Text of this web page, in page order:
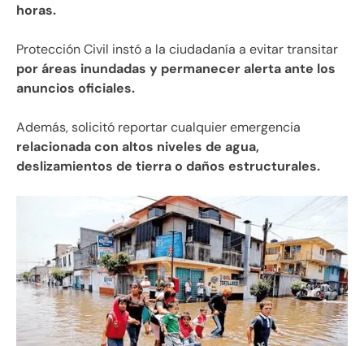
horas.
Protección Civil instó a la ciudadanía a evitar transitar
por áreas inundadas y permanecer alerta ante los
anuncios oficiales.
Además, solicitó reportar cualquier emergencia
relacionada con altos niveles de agua,
deslizamientos de tierra o daños estructurales.